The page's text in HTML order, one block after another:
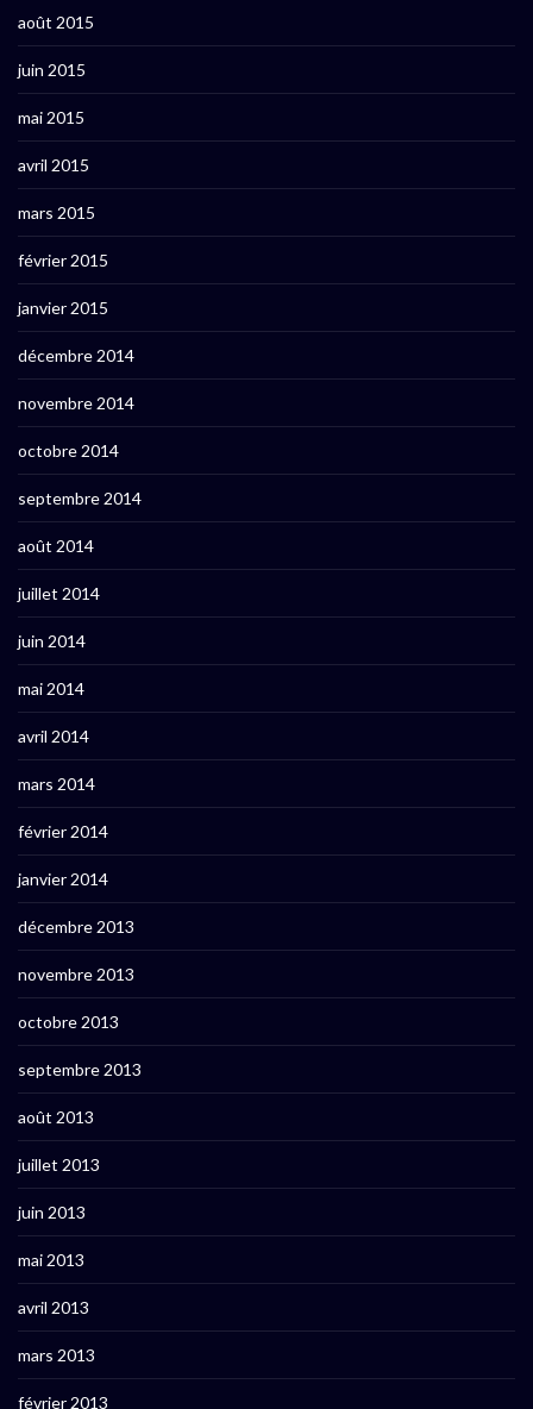
août 2015
juin 2015
mai 2015
avril 2015
mars 2015
février 2015
janvier 2015
décembre 2014
novembre 2014
octobre 2014
septembre 2014
août 2014
juillet 2014
juin 2014
mai 2014
avril 2014
mars 2014
février 2014
janvier 2014
décembre 2013
novembre 2013
octobre 2013
septembre 2013
août 2013
juillet 2013
juin 2013
mai 2013
avril 2013
mars 2013
février 2013